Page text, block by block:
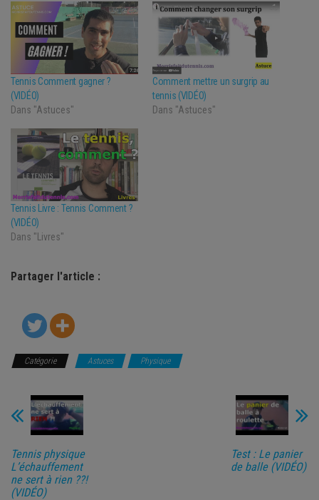
Tennis Comment gagner ?
(VIDÉO)
Dans "Astuces"
Comment mettre un surgrip au
tennis (VIDÉO)
Dans "Astuces"
Tennis Livre : Tennis Comment ?
(VIDÉO)
Dans "Livres"
Partager l'article :
Catégorie Astuces Physique
Tennis physique
L’échauffement
ne sert à rien ??!
(VIDÉO)
Test : Le panier
de balle (VIDÉO)